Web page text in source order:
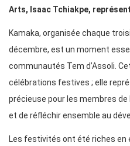
Arts, Isaac Tchiakpe,
Kamaka, organisée chaque
décembre, est un moment
communautés Tem d’Assoli.
célébrations festives ; elle
précieuse pour les membres
et de réfléchir ensemble au
Les festivités ont été riches en